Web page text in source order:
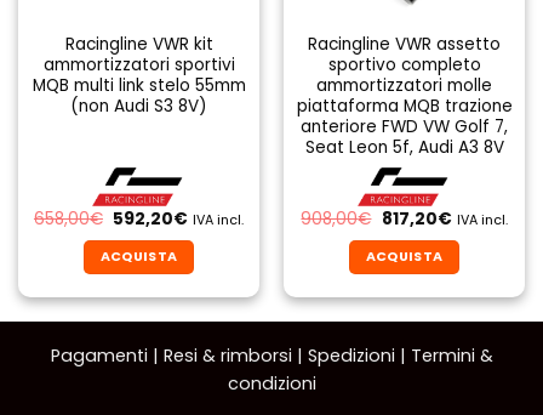
Racingline VWR kit
ammortizzatori sportivi
MQB multi link stelo 55mm
(non Audi S3 8V)
658,00€ Il
prezzo
originale
era:
658,00€.
592,20€Il
attuale
è:
592,20€.
IVA incl.
ACQUISTA
Racingline VWR assetto
sportivo completo
ammortizzatori molle
piattaforma MQB trazione
anteriore FWD VW Golf 7,
Seat Leon 5f, Audi A3 8V
908,00€ Il
prezzo
originale
era:
908,00€.
817,20€Il
attuale
è:
817,20€.
IVA incl.
ACQUISTA
Pagamenti | Resi & rimborsi | Spedizioni | Termini &
condizioni